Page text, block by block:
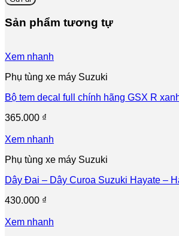
Sản phẩm tương tự
Xem nhanh
Phụ tùng xe máy Suzuki
Bộ tem decal full chính hãng GSX R
365.000 ₫
Xem nhanh
Phụ tùng xe máy Suzuki
Dây Đai – Dây Curoa Suzuki Hayate –
430.000 ₫
Xem nhanh